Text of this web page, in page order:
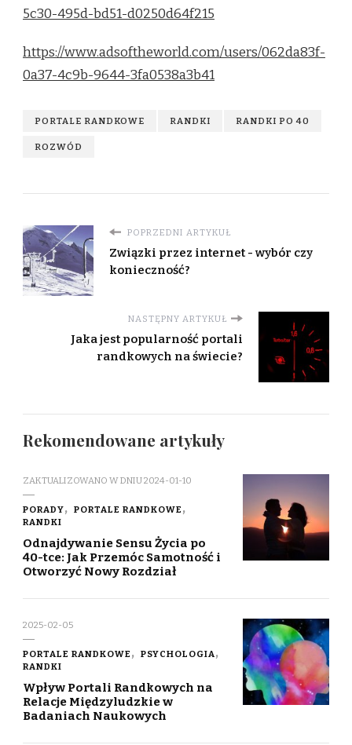
5c30-495d-bd51-d0250d64f215
https://www.adsoftheworld.com/users/062da83f-
0a37-4c9b-9644-3fa0538a3b41
PORTALE RANDKOWE RANDKI RANDKI PO 40
ROZWÓD
POPRZEDNI ARTYKUŁ
Związki przez internet - wybór czy
konieczność?
NASTĘPNY ARTYKUŁ
Jaka jest popularność portali
randkowych na świecie?
Rekomendowane artykuły
ZAKTUALIZOWANO W DNIU2024-01-10
PORADY
PORTALE RANDKOWE
RANDKI
Odnajdywanie Sensu Życia po
40-tce: Jak Przemóc Samotność i
Otworzyć Nowy Rozdział
2025-02-05
PORTALE RANDKOWE
PSYCHOLOGIA
RANDKI
Wpływ Portali Randkowych na
Relacje Międzyludzkie w
Badaniach Naukowych